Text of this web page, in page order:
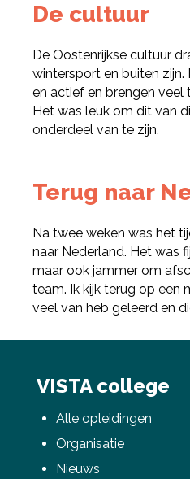
De cultuur
De Oostenrijkse cultuur
wintersport en buiten zijn.
en actief en brengen veel
Het was leuk om dit van
onderdeel van te zijn.
Terug naar
Na twee weken was het
naar Nederland. Het was
maar ook jammer om
team. Ik kijk terug op een
veel van heb geleerd en
VISTA college
Alle opleidingen
Organisatie
Nieuws